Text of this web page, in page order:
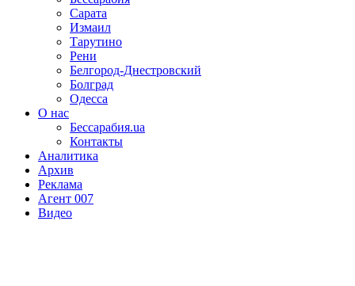
Сарата
Измаил
Тарутино
Рени
Белгород-Днестровский
Болград
Одесса
О нас
Бессарабия.ua
Контакты
Аналитика
Архив
Реклама
Агент 007
Видео